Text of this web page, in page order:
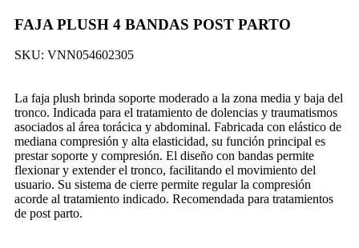
FAJA PLUSH 4 BANDAS POST PARTO
SKU: VNN054602305
La faja plush brinda soporte moderado a la zona media y baja del
tronco. Indicada para el tratamiento de dolencias y traumatismos
asociados al área torácica y abdominal. Fabricada con elástico de
mediana compresión y alta elasticidad, su función principal es
prestar soporte y compresión. El diseño con bandas permite
flexionar y extender el tronco, facilitando el movimiento del
usuario. Su sistema de cierre permite regular la compresión
acorde al tratamiento indicado. Recomendada para tratamientos
de post parto.